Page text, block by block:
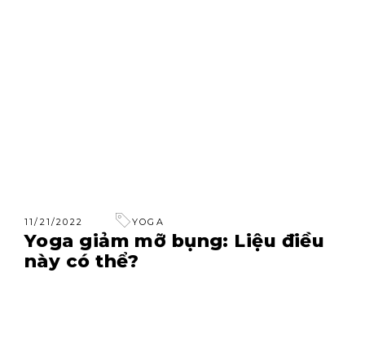
11/21/2022 YOGA
Yoga giảm mỡ bụng: Liệu điều
này có thể?